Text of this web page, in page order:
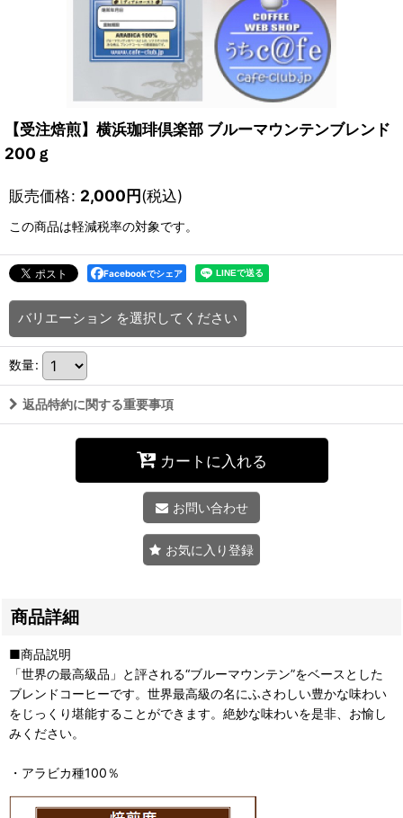
【受注焙煎】横浜珈琲倶楽部 ブルーマウンテンブレンド
200ｇ
販売価格: 2,000円(税込)
この商品は軽減税率の対象です。
Facebookでシェア
バリエーション を選択してください
数量:
返品特約に関する重要事項
カートに入れる
お問い合わせ
お気に入り登録
商品詳細
■商品説明
「世界の最高級品」と評される“ブルーマウンテン”をベースとした
ブレンドコーヒーです。世界最高級の名にふさわしい豊かな味わい
をじっくり堪能することができます。絶妙な味わいを是非、お愉し
みください。
・アラビカ種100％